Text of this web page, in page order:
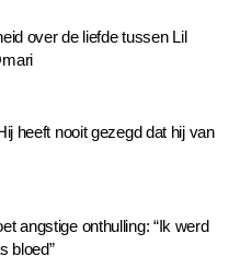
over de liefde tussen Lil
heeft nooit gezegd dat hij van
angstige onthulling: “Ik werd
bloed”